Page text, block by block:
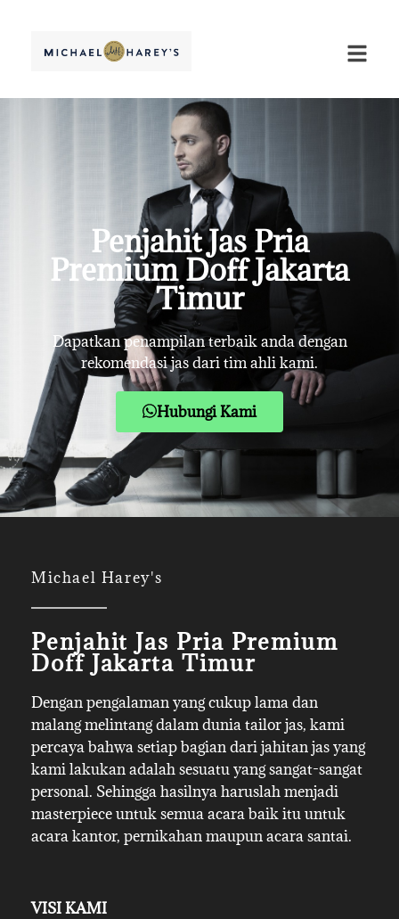
Penjahit Jas Pria
Premium Doff Jakarta
Timur
Dapatkan penampilan terbaik anda dengan
rekomendasi jas dari tim ahli kami.
Hubungi Kami
Michael Harey's
Penjahit Jas Pria Premium
Doff Jakarta Timur
Dengan pengalaman yang cukup lama dan
malang melintang dalam dunia tailor jas, kami
percaya bahwa setiap bagian dari jahitan jas yang
kami lakukan adalah sesuatu yang sangat-sangat
personal. Sehingga hasilnya haruslah menjadi
masterpiece untuk semua acara baik itu untuk
acara kantor, pernikahan maupun acara santai.
VISI KAMI